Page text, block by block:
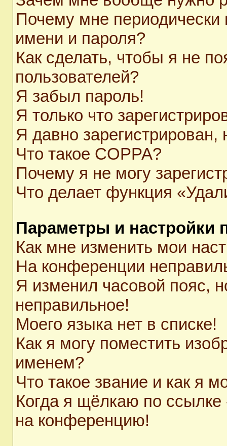
Почему мне периодически
имени и пароля?
Как сделать, чтобы я не
пользователей?
Я забыл пароль!
Я только что
Я давно
Что такое COPPA?
Почему я не могу
Что делает функция
Параметры и настройки
Как мне изменить мои
На конференции
Я изменил часовой пояс,
неправильное!
Моего языка нет в списке!
Как я могу поместить
именем?
Что такое звание и как я
Когда я щёлкаю по ссылке
на конференцию!